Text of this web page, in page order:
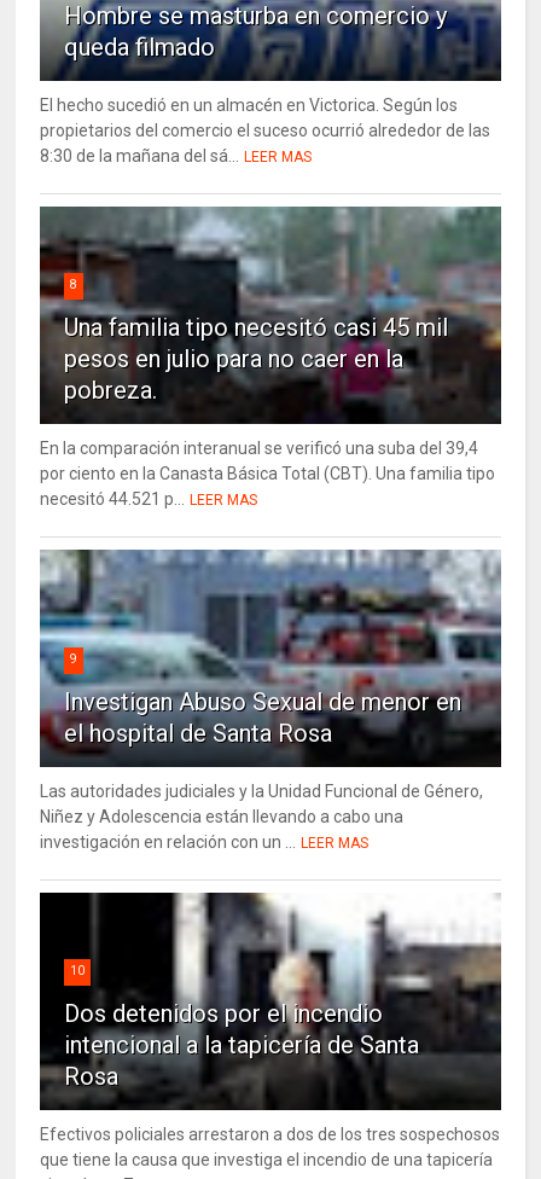
Hombre se masturba en comercio y
queda filmado
El hecho sucedió en un almacén en Victorica. Según los
propietarios del comercio el suceso ocurrió alrededor de las
8:30 de la mañana del sá... LEER MAS
8
Una familia tipo necesitó casi 45 mil
pesos en julio para no caer en la
pobreza.
En la comparación interanual se verificó una suba del 39,4
por ciento en la Canasta Básica Total (CBT). Una familia tipo
necesitó 44.521 p... LEER MAS
9
Investigan Abuso Sexual de menor en
el hospital de Santa Rosa
Las autoridades judiciales y la Unidad Funcional de Género,
Niñez y Adolescencia están llevando a cabo una
investigación en relación con un ... LEER MAS
10
Dos detenidos por el incendio
intencional a la tapicería de Santa
Rosa
Efectivos policiales arrestaron a dos de los tres sospechosos
que tiene la causa que investiga el incendio de una tapicería